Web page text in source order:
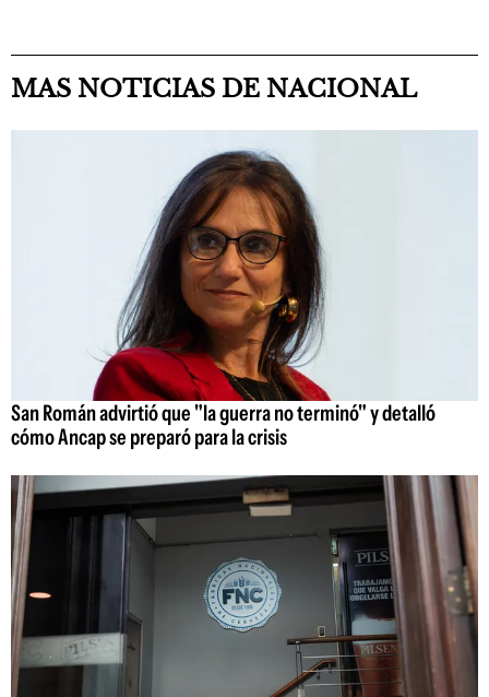
MAS NOTICIAS DE NACIONAL
San Román advirtió que "la guerra no terminó" y detalló
cómo Ancap se preparó para la crisis